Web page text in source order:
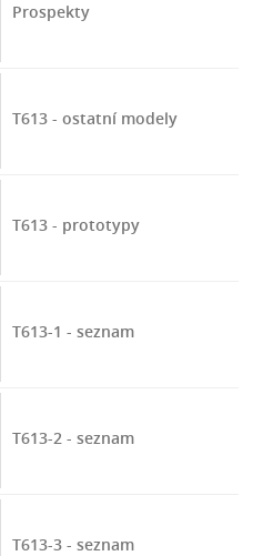
Prospekty
T613 - ostatní modely
T613 - prototypy
T613-1 - seznam
T613-2 - seznam
T613-3 - seznam